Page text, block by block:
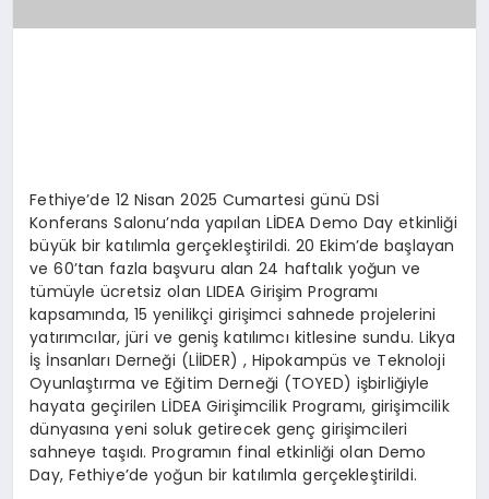
Fethiye’de 12 Nisan 2025 Cumartesi günü DSİ
Konferans Salonu’nda yapılan LİDEA Demo Day etkinliği
büyük bir katılımla gerçekleştirildi. 20 Ekim’de başlayan
ve 60’tan fazla başvuru alan 24 haftalık yoğun ve
tümüyle ücretsiz olan LIDEA Girişim Programı
kapsamında, 15 yenilikçi girişimci sahnede projelerini
yatırımcılar, jüri ve geniş katılımcı kitlesine sundu. Likya
İş İnsanları Derneği (LİİDER) , Hipokampüs ve Teknoloji
Oyunlaştırma ve Eğitim Derneği (TOYED) işbirliğiyle
hayata geçirilen LİDEA Girişimcilik Programı, girişimcilik
dünyasına yeni soluk getirecek genç girişimcileri
sahneye taşıdı. Programın final etkinliği olan Demo
Day, Fethiye’de yoğun bir katılımla gerçekleştirildi.